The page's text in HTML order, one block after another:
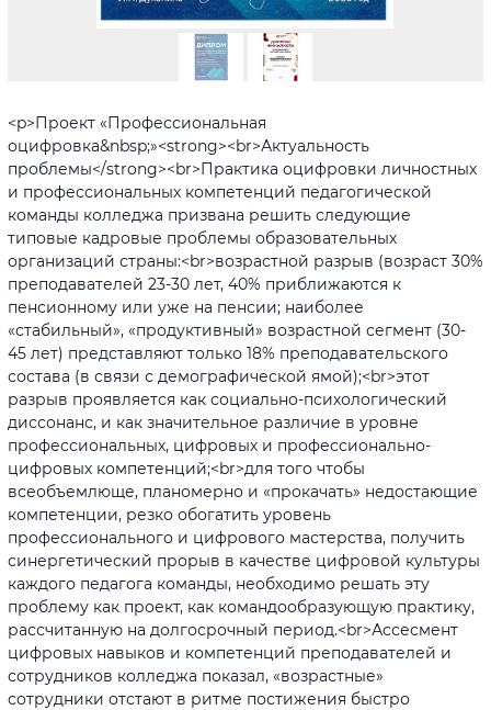
<p>Проект «Профессиональная
оцифровка&nbsp;»<strong><br>Актуальность
проблемы</strong><br>Практика оцифровки личностных
и профессиональных компетенций педагогической
команды колледжа призвана решить следующие
типовые кадровые проблемы образовательных
организаций страны:<br>возрастной разрыв (возраст 30%
преподавателей 23-30 лет, 40% приближаются к
пенсионному или уже на пенсии; наиболее
«стабильный», «продуктивный» возрастной сегмент (30-
45 лет) представляют только 18% преподавательского
состава (в связи с демографической ямой);<br>этот
разрыв проявляется как социально-психологический
диссонанс, и как значительное различие в уровне
профессиональных, цифровых и профессионально-
цифровых компетенций;<br>для того чтобы
всеобъемлюще, планомерно и «прокачать» недостающие
компетенции, резко обогатить уровень
профессионального и цифрового мастерства, получить
синергетический прорыв в качестве цифровой культуры
каждого педагога команды, необходимо решать эту
проблему как проект, как командообразующую практику,
рассчитанную на долгосрочный период.<br>Ассесмент
цифровых навыков и компетенций преподавателей и
сотрудников колледжа показал, «возрастные»
сотрудники отстают в ритме постижения быстро